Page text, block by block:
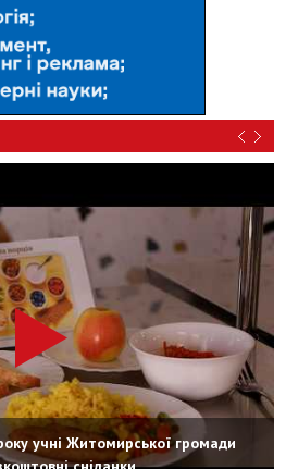
учні Житомирської громади